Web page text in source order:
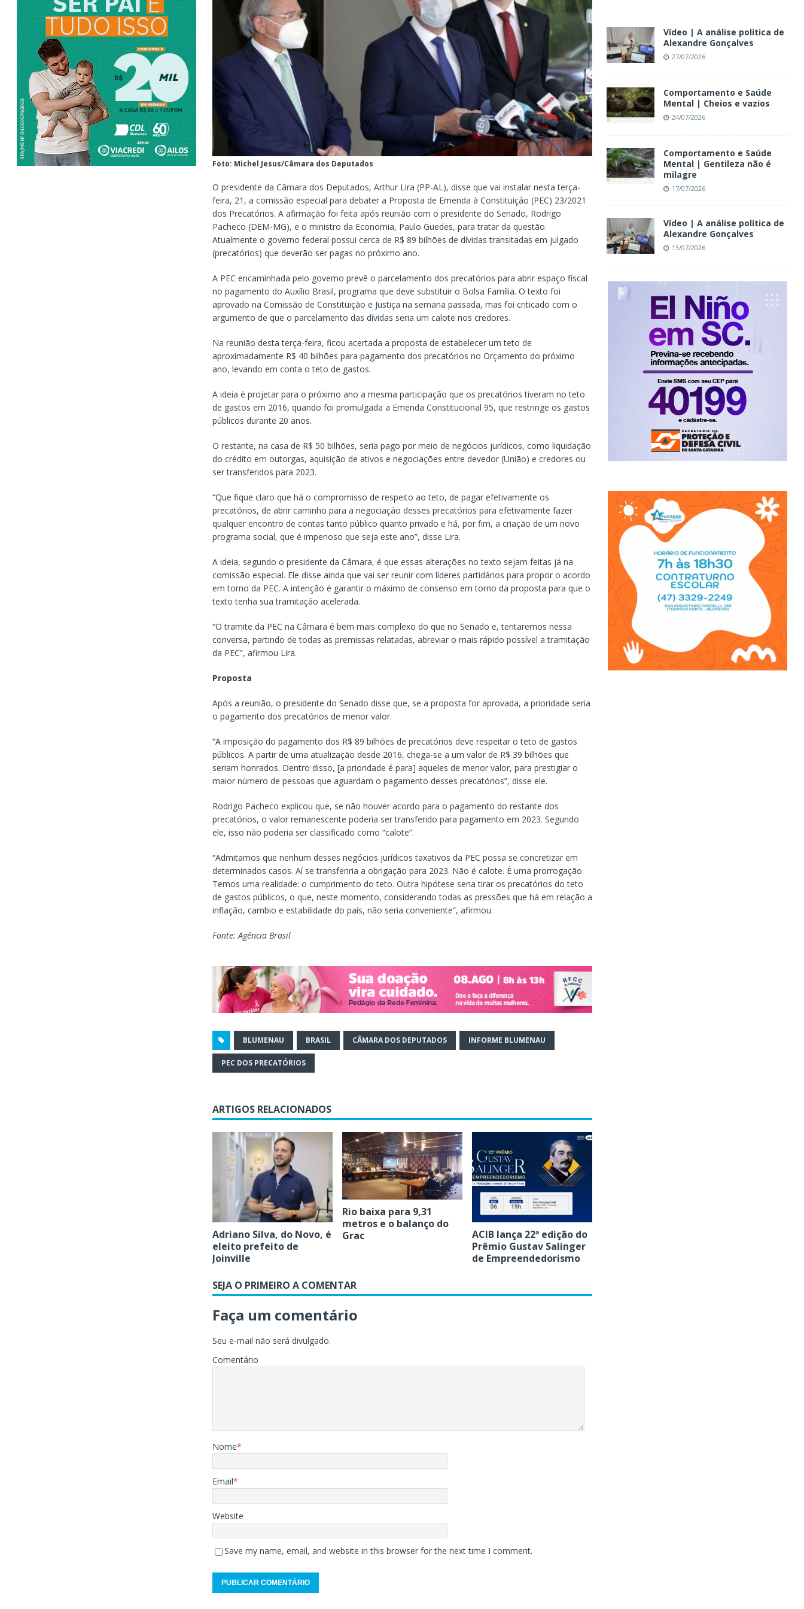
Foto: Michel Jesus/Câmara dos Deputados
O presidente da Câmara dos Deputados, Arthur Lira (PP-AL), disse que vai instalar nesta terça-
feira, 21, a comissão especial para debater a Proposta de Emenda à Constituição (PEC) 23/2021
dos Precatórios. A afirmação foi feita após reunião com o presidente do Senado, Rodrigo
Pacheco (DEM-MG), e o ministro da Economia, Paulo Guedes, para tratar da questão.
Atualmente o governo federal possui cerca de R$ 89 bilhões de dívidas transitadas em julgado
(precatórios) que deverão ser pagas no próximo ano.
A PEC encaminhada pelo governo prevê o parcelamento dos precatórios para abrir espaço fiscal
no pagamento do Auxílio Brasil, programa que deve substituir o Bolsa Família. O texto foi
aprovado na Comissão de Constituição e Justiça na semana passada, mas foi criticado com o
argumento de que o parcelamento das dívidas seria um calote nos credores.
Na reunião desta terça-feira, ficou acertada a proposta de estabelecer um teto de
aproximadamente R$ 40 bilhões para pagamento dos precatórios no Orçamento do próximo
ano, levando em conta o teto de gastos.
A ideia é projetar para o próximo ano a mesma participação que os precatórios tiveram no teto
de gastos em 2016, quando foi promulgada a Emenda Constitucional 95, que restringe os gastos
públicos durante 20 anos.
O restante, na casa de R$ 50 bilhões, seria pago por meio de negócios jurídicos, como liquidação
do crédito em outorgas, aquisição de ativos e negociações entre devedor (União) e credores ou
ser transferidos para 2023.
“Que fique claro que há o compromisso de respeito ao teto, de pagar efetivamente os
precatórios, de abrir caminho para a negociação desses precatórios para efetivamente fazer
qualquer encontro de contas tanto público quanto privado e há, por fim, a criação de um novo
programa social, que é imperioso que seja este ano”, disse Lira.
A ideia, segundo o presidente da Câmara, é que essas alterações no texto sejam feitas já na
comissão especial. Ele disse ainda que vai ser reunir com líderes partidários para propor o acordo
em torno da PEC. A intenção é garantir o máximo de consenso em torno da proposta para que o
texto tenha sua tramitação acelerada.
“O tramite da PEC na Câmara é bem mais complexo do que no Senado e, tentaremos nessa
conversa, partindo de todas as premissas relatadas, abreviar o mais rápido possível a tramitação
da PEC”, afirmou Lira.
Proposta
Após a reunião, o presidente do Senado disse que, se a proposta for aprovada, a prioridade seria
o pagamento dos precatórios de menor valor.
“A imposição do pagamento dos R$ 89 bilhões de precatórios deve respeitar o teto de gastos
públicos. A partir de uma atualização desde 2016, chega-se a um valor de R$ 39 bilhões que
seriam honrados. Dentro disso, [a prioridade é para] aqueles de menor valor, para prestigiar o
maior número de pessoas que aguardam o pagamento desses precatórios”, disse ele.
Rodrigo Pacheco explicou que, se não houver acordo para o pagamento do restante dos
precatórios, o valor remanescente poderia ser transferido para pagamento em 2023. Segundo
ele, isso não poderia ser classificado como “calote”.
“Admitamos que nenhum desses negócios jurídicos taxativos da PEC possa se concretizar em
determinados casos. Aí se transferiria a obrigação para 2023. Não é calote. É uma prorrogação.
Temos uma realidade: o cumprimento do teto. Outra hipótese seria tirar os precatórios do teto
de gastos públicos, o que, neste momento, considerando todas as pressões que há em relação a
inflação, cambio e estabilidade do país, não seria conveniente”, afirmou.
Fonte: Agência Brasil
BLUMENAU BRASIL CÂMARA DOS DEPUTADOS INFORME BLUMENAU
PEC DOS PRECATÓRIOS
ARTIGOS RELACIONADOS
Adriano Silva, do Novo, é
eleito prefeito de
Joinville
Rio baixa para 9,31
metros e o balanço do
Grac
ACIB lança 22ª edição do
Prêmio Gustav Salinger
de Empreendedorismo
SEJA O PRIMEIRO A COMENTAR
Faça um comentário
Seu e-mail não será divulgado.
Comentário
Nome*
Email*
Website
Save my name, email, and website in this browser for the next time I comment.
Vídeo | A análise política de
Alexandre Gonçalves
27/07/2026
Comportamento e Saúde
Mental | Cheios e vazios
24/07/2026
Comportamento e Saúde
Mental | Gentileza não é
milagre
17/07/2026
Vídeo | A análise política de
Alexandre Gonçalves
13/07/2026